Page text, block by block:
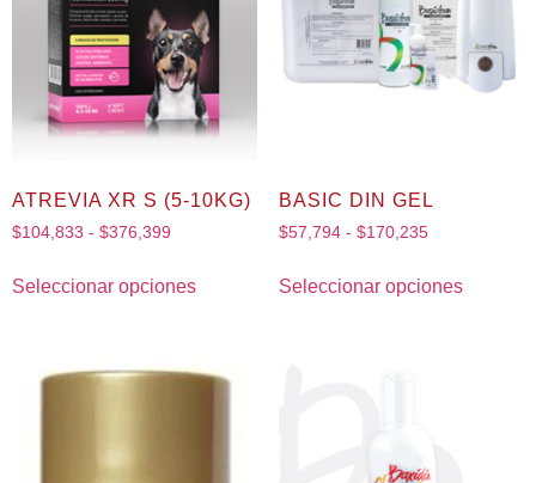
ATREVIA XR S (5-10KG)
$104,833 - $376,399
Seleccionar opciones
BASIC DIN GEL
$57,794 - $170,235
Seleccionar opciones